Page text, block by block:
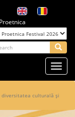
Proetnica
diversitatea culturală și